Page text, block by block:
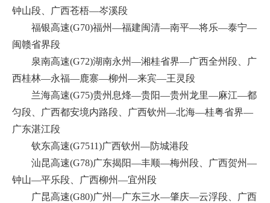
钟山段、广西苍梧—岑溪段
福银高速(G70)福州—福建闽清—南平—将乐—泰宁—
闽赣省界段
泉南高速(G72)湖南永州—湘桂省界—广西全州段、广
西桂林—永福—鹿寨—柳州—来宾—王灵段
兰海高速(G75)贵州息烽—贵阳—贵州龙里—麻江—都
匀段、广西都安境内路段、广西钦州—北海—桂粤省界—
广东湛江段
钦东高速(G7511)广西钦州—防城港段
汕昆高速(G78)广东揭阳—丰顺—梅州段、广西贺州—
钟山—平乐段、广西柳州—宜州段
广昆高速(G80)广州—广东三水—肇庆—云浮段、广西